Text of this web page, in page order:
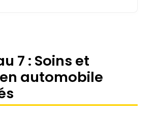
7 : Soins et
automobile